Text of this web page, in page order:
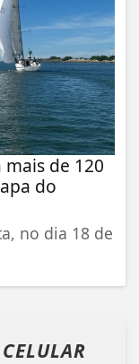
de 120
do
no dia 18 de